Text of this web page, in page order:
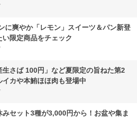
に爽やか「レモン」スイーツ＆パン新登
限定商品をチェック
生さば 100円」など夏限定の旨ねた第2
カや本鮪ほほ肉も登場中
みセット3種が3,000円から！お盆や集ま